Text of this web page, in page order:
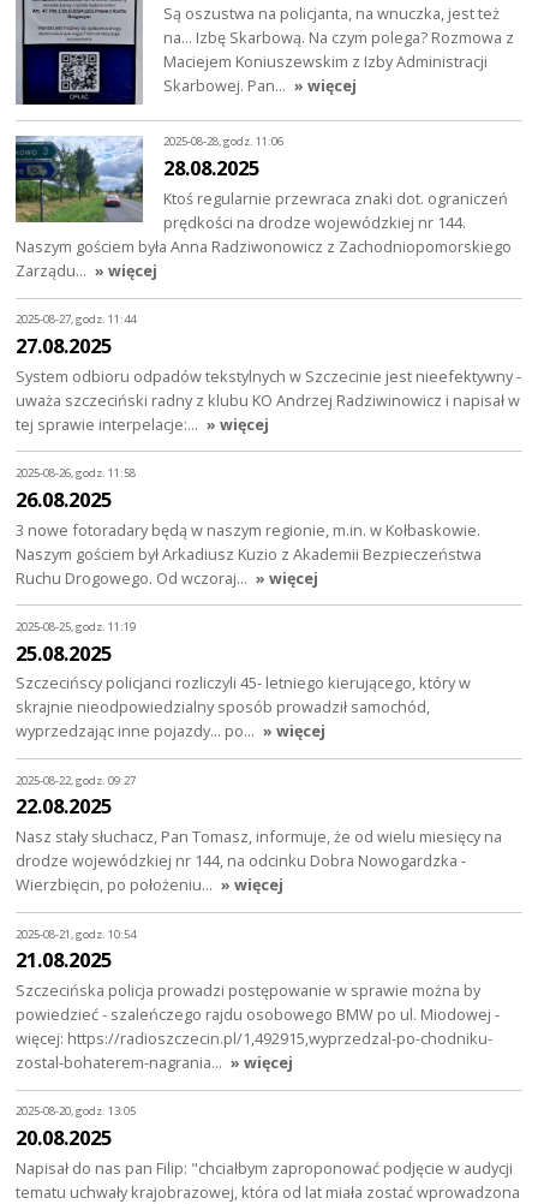
Są oszustwa na policjanta, na wnuczka, jest też
na... Izbę Skarbową. Na czym polega? Rozmowa z
Maciejem Koniuszewskim z Izby Administracji
Skarbowej. Pan… » więcej
2025-08-28, godz. 11:06
28.08.2025
Ktoś regularnie przewraca znaki dot. ograniczeń
prędkości na drodze wojewódzkiej nr 144.
Naszym gościem była Anna Radziwonowicz z Zachodniopomorskiego
Zarządu… » więcej
2025-08-27, godz. 11:44
27.08.2025
System odbioru odpadów tekstylnych w Szczecinie jest nieefektywny -
uważa szczeciński radny z klubu KO Andrzej Radziwinowicz i napisał w
tej sprawie interpelacje:… » więcej
2025-08-26, godz. 11:58
26.08.2025
3 nowe fotoradary będą w naszym regionie, m.in. w Kołbaskowie.
Naszym gościem był Arkadiusz Kuzio z Akademii Bezpieczeństwa
Ruchu Drogowego. Od wczoraj… » więcej
2025-08-25, godz. 11:19
25.08.2025
Szczecińscy policjanci rozliczyli 45- letniego kierującego, który w
skrajnie nieodpowiedzialny sposób prowadził samochód,
wyprzedzając inne pojazdy… po… » więcej
2025-08-22, godz. 09:27
22.08.2025
Nasz stały słuchacz, Pan Tomasz, informuje, że od wielu miesięcy na
drodze wojewódzkiej nr 144, na odcinku Dobra Nowogardzka -
Wierzbięcin, po położeniu… » więcej
2025-08-21, godz. 10:54
21.08.2025
Szczecińska policja prowadzi postępowanie w sprawie można by
powiedzieć - szaleńczego rajdu osobowego BMW po ul. Miodowej -
więcej: https://radioszczecin.pl/1,492915,wyprzedzal-po-chodniku-
zostal-bohaterem-nagrania… » więcej
2025-08-20, godz. 13:05
20.08.2025
Napisał do nas pan Filip: "chciałbym zaproponować podjęcie w audycji
tematu uchwały krajobrazowej, która od lat miała zostać wprowadzona